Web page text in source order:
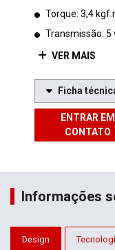
Torque: 3,4
Transmissão: 5
VER MAIS
Ficha
ENTRAR EM
CONTATO
Informações
Design